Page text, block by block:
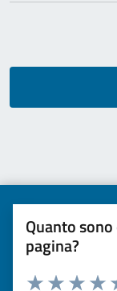
Quanto
pagina?
Valuta da 1 a 5